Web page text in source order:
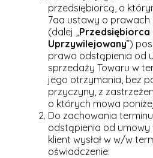
przedsiębiorcą, o
7aa ustawy o prawach
(dalej „ Przedsiębiorca
Uprzywilejowany”)
prawo odstąpienia od
sprzedaży Towaru w
jego otrzymania, bez
przyczyny, z
o których mowa
Do zachowania
odstąpienia od
klient wysłał w w/w
oświadczenie: